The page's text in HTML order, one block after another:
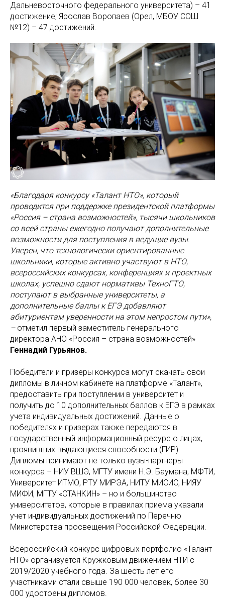
Дальневосточного федерального университета) – 41
достижение; Ярослав Воропаев (Орел, МБОУ СОШ
№12) – 47 достижений.
«Благодаря конкурсу «Талант НТО», который
проводится при поддержке президентской платформы
«Россия – страна возможностей», тысячи школьников
со всей страны ежегодно получают дополнительные
возможности для поступления в ведущие вузы.
Уверен, что технологически ориентированные
школьники, которые активно участвуют в НТО,
всероссийских конкурсах, конференциях и проектных
школах, успешно сдают нормативы ТехноГТО,
поступают в выбранные университеты, а
дополнительные баллы к ЕГЭ добавляют
абитуриентам уверенности на этом непростом пути»,
–отметил первый заместитель генерального
директора АНО «Россия – страна возможностей»
Геннадий Гурьянов.
Победители и призеры конкурса могут скачать свои
дипломы в личном кабинете на платформе «Талант»,
предоставить при поступлении в университет и
получить до 10 дополнительных баллов к ЕГЭ в рамках
учета индивидуальных достижений. Данные о
победителях и призерах также передаются в
государственный информационный ресурс о лицах,
проявивших выдающиеся способности (ГИР).
Дипломы принимают не только вузы-партнеры
конкурса – НИУ ВШЭ, МГТУ имени Н.Э. Баумана, МФТИ,
Университет ИТМО, РТУ МИРЭА, НИТУ МИСИС, НИЯУ
МИФИ, МГТУ «СТАНКИН» – но и большинство
университетов, которые в правилах приема указали
учет индивидуальных достижений по Перечню
Министерства просвещения Российской Федерации.
Всероссийский конкурс цифровых портфолио «Талант
НТО» организуется Кружковым движением НТИ с
2019/2020 учебного года. За шесть лет его
участниками стали свыше 190 000 человек, более 30
000 удостоены дипломов.